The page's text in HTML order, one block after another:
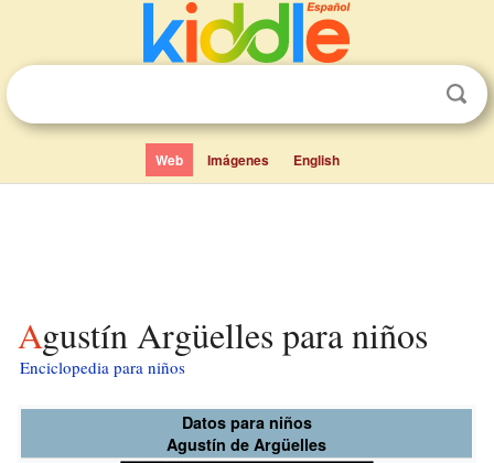
Web Imágenes English
Agustín Argüelles para niños
Enciclopedia para niños
Datos para niños
Agustín de Argüelles